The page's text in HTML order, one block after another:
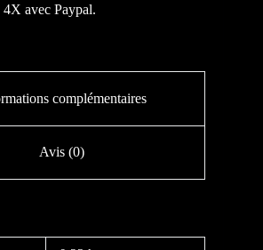
4X avec Paypal.
complémentaires
Avis (0)